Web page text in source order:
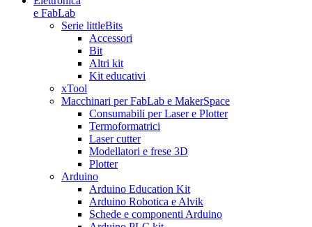
e FabLab
Serie littleBits
Accessori
Bit
Altri kit
Kit educativi
xTool
Macchinari per FabLab e MakerSpace
Consumabili per Laser e Plotter
Termoformatrici
Laser cutter
Modellatori e frese 3D
Plotter
Arduino
Arduino Education Kit
Arduino Robotica e Alvik
Schede e componenti Arduino